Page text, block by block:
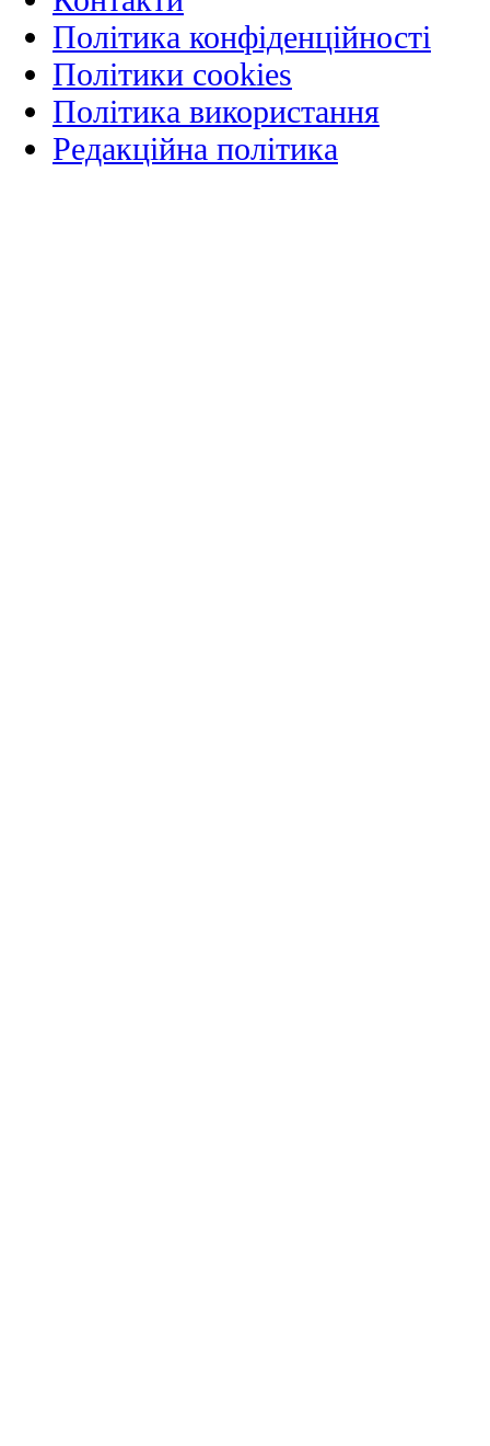
Політика конфіденційності
Політики cookies
Політика використання
Редакційна політика